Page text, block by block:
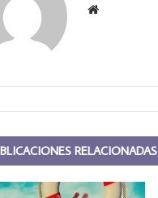
Sitio
RELACIONADAS